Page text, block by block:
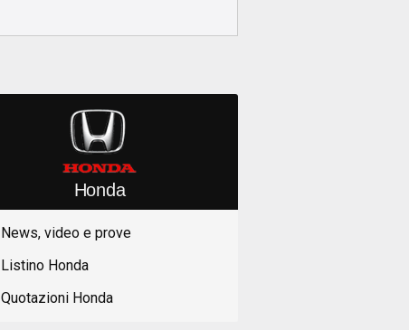
Honda
News, video e prove
Listino Honda
Quotazioni Honda